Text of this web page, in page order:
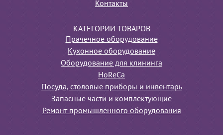
Контакты
КАТЕГОРИИ ТОВАРОВ
Прачечное оборудование
Кухонное оборудование
Оборудование для клининга
HoReCa
Посуда, столовые приборы и инвентарь
Запасные части и комплектующие
Ремонт промышленного оборудования